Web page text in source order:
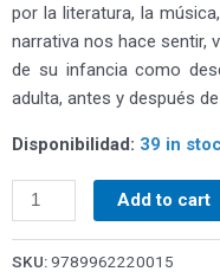
por la literatura, la
narrativa nos hace sentir,
de su infancia como
adulta, antes y después
Disponibilidad: 39 in
Add to cart
SKU:9789962220015